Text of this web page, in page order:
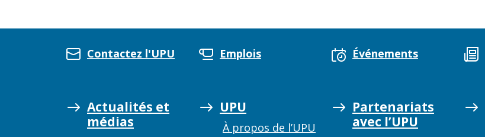
Contactez l'UPU Emplois Événements
Actualités et
médias
UPU
À propos de l’UPU
Partenariats
avec l’UPU